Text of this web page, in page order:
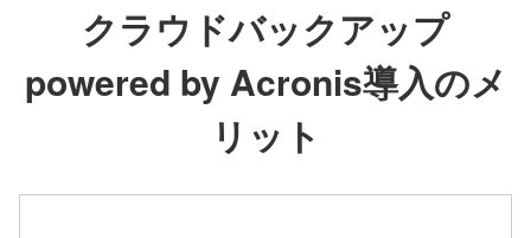
クラウドバックアップ
powered by Acronis導入のメ
リット